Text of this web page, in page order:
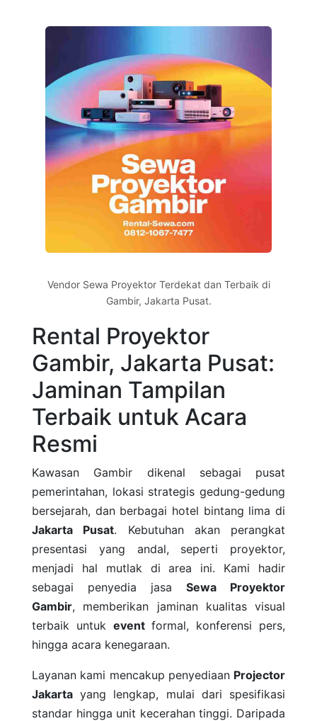
Vendor Sewa Proyektor Terdekat dan Terbaik di
Gambir, Jakarta Pusat.
Rental Proyektor
Gambir, Jakarta Pusat:
Jaminan Tampilan
Terbaik untuk Acara
Resmi
Kawasan Gambir dikenal sebagai pusat
pemerintahan, lokasi strategis gedung-gedung
bersejarah, dan berbagai hotel bintang lima di
Jakarta Pusat. Kebutuhan akan perangkat
presentasi yang andal, seperti proyektor,
menjadi hal mutlak di area ini. Kami hadir
sebagai penyedia jasa Sewa Proyektor
Gambir, memberikan jaminan kualitas visual
terbaik untuk eventformal, konferensi pers,
hingga acara kenegaraan.
Layanan kami mencakup penyediaan Projector
Jakarta yang lengkap, mulai dari spesifikasi
standar hingga unit kecerahan tinggi. Daripada